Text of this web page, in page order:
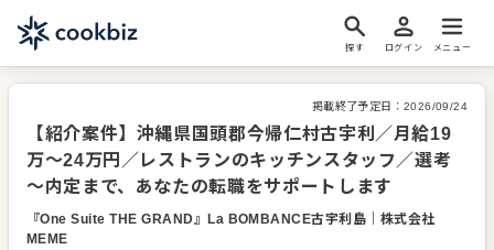
探す ログイン メニュー
掲載終了予定日： 2026/09/24
【紹介案件】沖縄県国頭郡今帰仁村古宇利／月給19
万〜24万円／レストランのキッチンスタッフ／選考
～内定まで、あなたの転職をサポートします
『One Suite THE GRAND』La BOMBANCE古宇利島
株式会社
MEME